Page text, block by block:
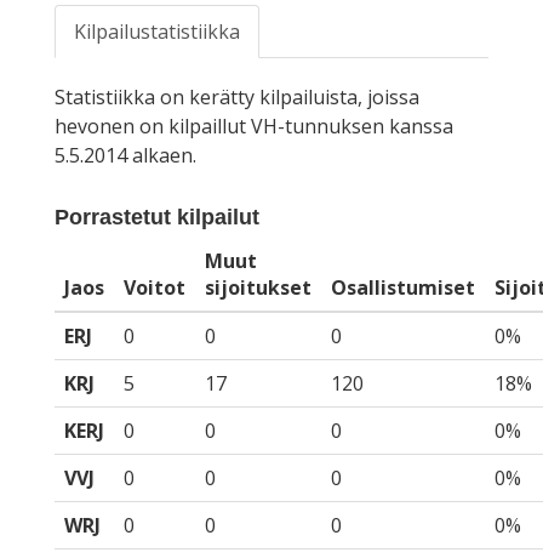
Kilpailustatistiikka
Statistiikka on kerätty kilpailuista, joissa
hevonen on kilpaillut VH-tunnuksen kanssa
5.5.2014 alkaen.
Porrastetut kilpailut
Jaos Voitot
Muut
sijoitukset
Osallistumiset
ERJ
0 0 0
0%
KRJ
5 17 120
18%
KERJ
0 0 0
0%
VVJ
0 0 0
0%
WRJ
0 0 0
0%